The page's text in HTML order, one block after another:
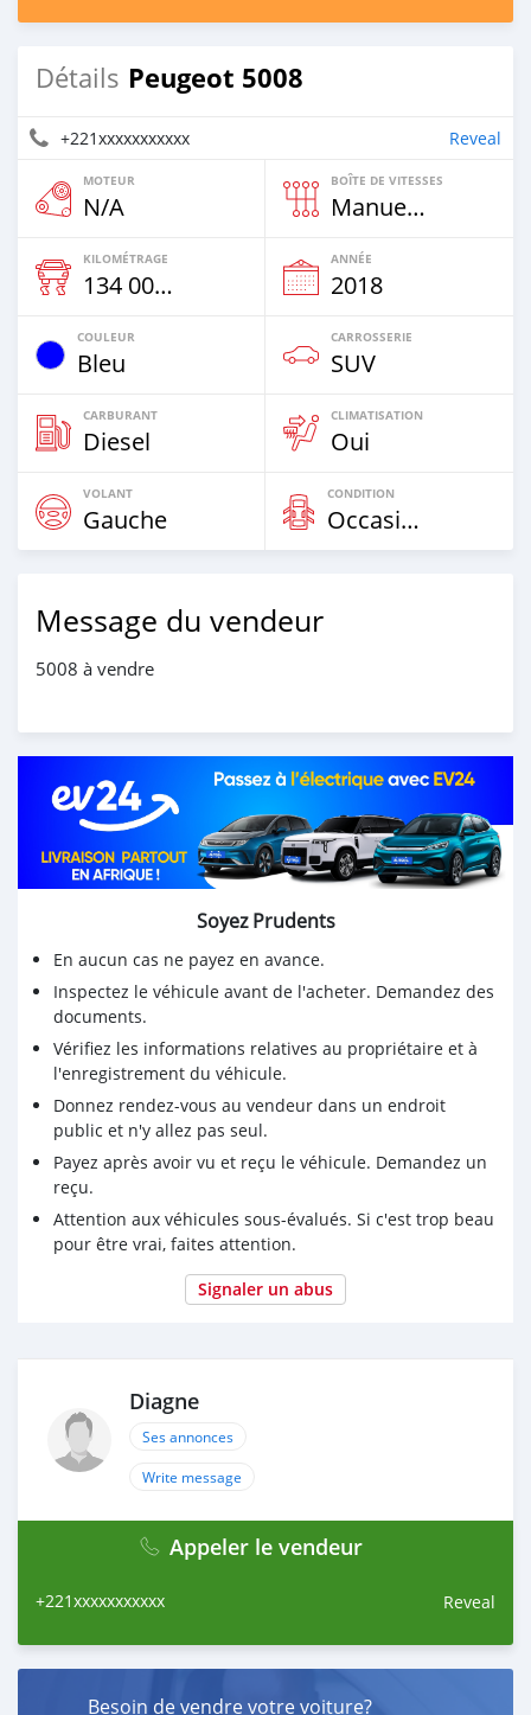
Détails Peugeot 5008
+221xxxxxxxxxxx Reveal
MOTEUR
N/A
BOÎTE DE VITESSES
Manuelle
KILOMÉTRAGE
134 000 Km
ANNÉE
2018
COULEUR
Bleu
CARROSSERIE
SUV
CARBURANT
Diesel
CLIMATISATION
Oui
VOLANT
Gauche
CONDITION
Occasion
Message du vendeur
5008 à vendre
Soyez Prudents
En aucun cas ne payez en avance.
Inspectez le véhicule avant de l'acheter. Demandez des
documents.
Vérifiez les informations relatives au propriétaire et à
l'enregistrement du véhicule.
Donnez rendez-vous au vendeur dans un endroit
public et n'y allez pas seul.
Payez après avoir vu et reçu le véhicule. Demandez un
reçu.
Attention aux véhicules sous-évalués. Si c'est trop beau
pour être vrai, faites attention.
Signaler un abus
Diagne
Ses annonces
Write message
Appeler le vendeur
+221xxxxxxxxxxx Reveal
Besoin de vendre votre voiture?